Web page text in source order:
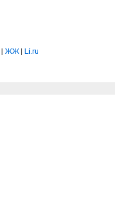
| ЖЖ | Li.ru